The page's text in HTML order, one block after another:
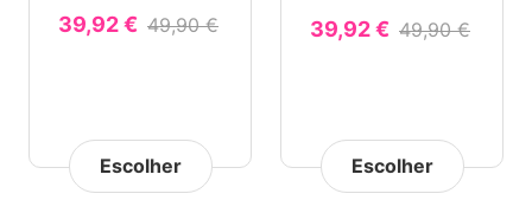
39,92 € 49,90 €
Escolher
39,92 € 49,90 €
Escolher